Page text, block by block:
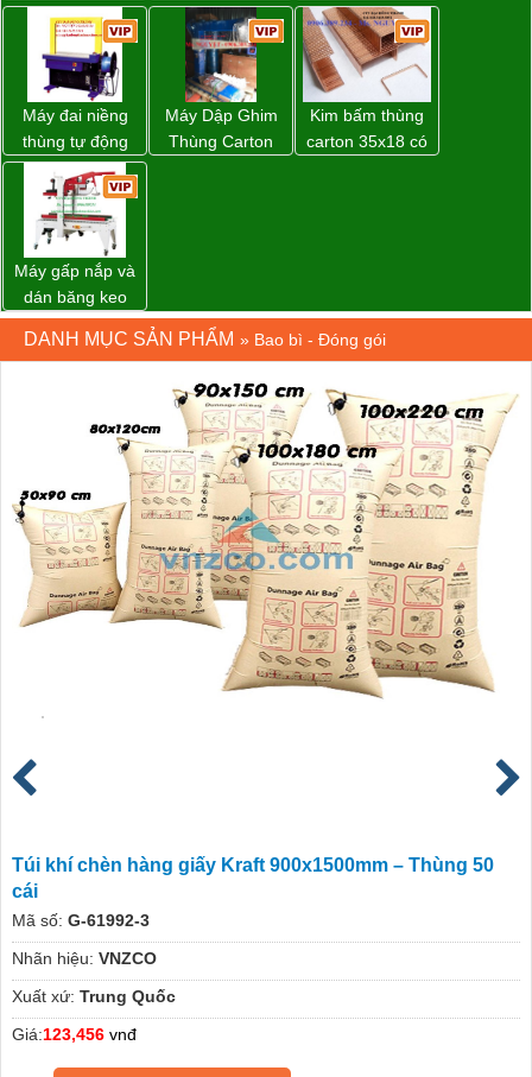
carton giá tốt
Đồng Nai
thùng carton
WP-5050SA giá
rẻ Miền Nam
WP-55 xuất xứ
Đài Loan
Máy đai niềng
thùng tự động
DBA-200 giá tốt
Máy Dập Ghim
Thùng Carton
Kim bấm thùng
carton 35x18 có
Máy gấp nắp và
dán băng keo
thùng carton tự
động WP-5050F
DANH MỤC SẢN PHẨM » Bao bì - Đóng gói
Túi khí chèn hàng giấy Kraft 900x1500mm – Thùng 50
cái
Mã số: G-61992-3
Nhãn hiệu: VNZCO
Xuất xứ: Trung Quốc
Giá:123,456 vnđ